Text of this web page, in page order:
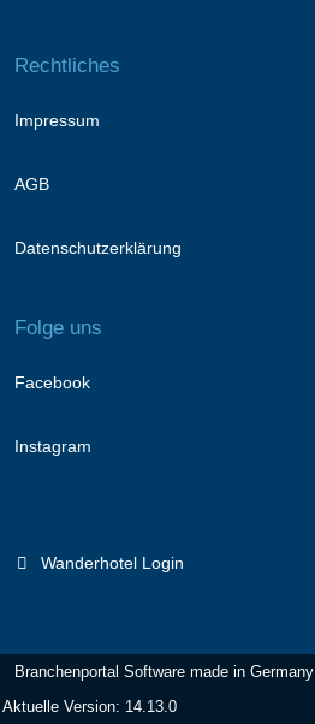
Rechtliches
Impressum
AGB
Datenschutzerklärung
Folge uns
Facebook
Instagram
Wanderhotel Login
Branchenportal Software made in Germany
Aktuelle Version: 14.13.0